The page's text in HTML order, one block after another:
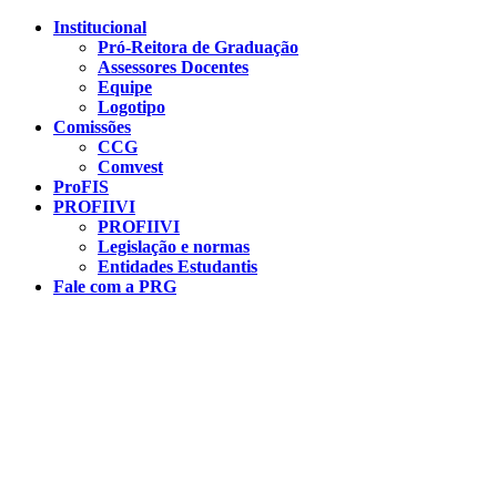
Conteúdo principal
Institucional
Pró-Reitora de Graduação
Assessores Docentes
Equipe
Logotipo
Comissões
CCG
Comvest
ProFIS
PROFIIVI
PROFIIVI
Legislação e normas
Entidades Estudantis
Fale com a PRG